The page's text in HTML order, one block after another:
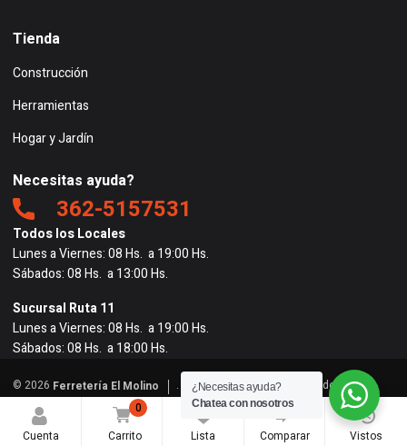
Cuenta
0
Carrito
0
Lista
Comparar
Vistos
Tienda
Construcción
Herramientas
Hogar y Jardín
Necesitas ayuda?
362-5157531
Todos los Locales
Lunes a Viernes: 08 Hs. a 19:00 Hs.
Sábados: 08 Hs. a 13:00 Hs.
Sucursal Ruta 11
Lunes a Viernes: 08 Hs. a 19:00 Hs.
Sábados: 08 Hs. a 18:00 Hs.
© 2026 Ferretería El Molino
. Todos los derechos reservados. |
Powered by
BigRedes
¿Necesitas ayuda?
Chatea con nosotros